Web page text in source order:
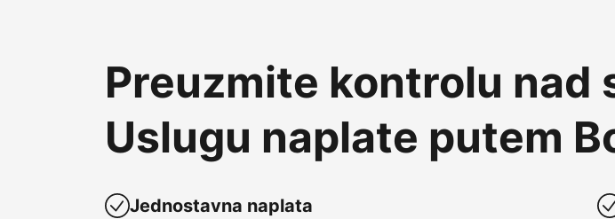
Preuzmite kontrolu nad
Uslugu naplate putem
Jednostavna naplata